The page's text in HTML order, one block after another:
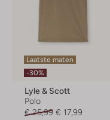
Laatste maten
-30%
Lyle & Scott
Polo
€ 25,99 € 17,99